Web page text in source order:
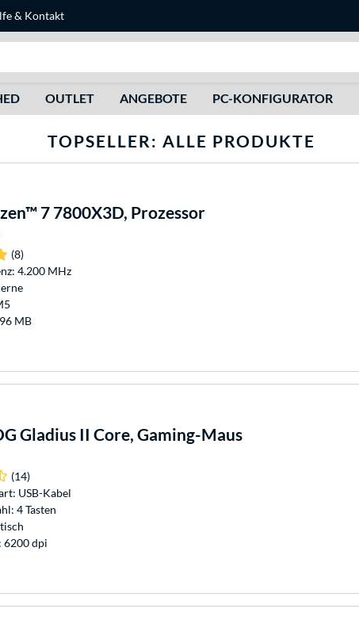
& Kontakt
OUTLET ANGEBOTE PC-KONFIGURATOR
TOPSELLER: ALLE PRODUKTE
7 7800X3D, Prozessor
(8)
4.200 MHz
MB
Gladius II Core, Gaming-Maus
(14)
USB-Kabel
4 Tasten
6200 dpi